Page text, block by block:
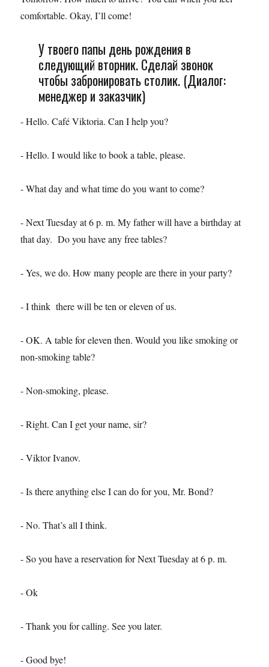
comfortable. Okay, I’ll come!
У твоего папы день рождения в
следующий вторник. Сделай звонок
чтобы забронировать столик. (Диалог:
менеджер и заказчик)
- Hello. Café Viktoria. Can I help you?
- Hello. I would like to book a table, please.
- What day and what time do you want to come?
- Next Tuesday at 6 p. m. My father will have a birthday at
that day. Do you have any free tables?
- Yes, we do. How many people are there in your party?
- I think there will be ten or eleven of us.
- OK. A table for eleven then. Would you like smoking or
non-smoking table?
- Non-smoking, please.
- Right. Can I get your name, sir?
- Viktor Ivanov.
- Is there anything else I can do for you, Mr. Bond?
- No. That’s all I think.
- So you have a reservation for Next Tuesday at 6 p. m.
- Ok
- Thank you for calling. See you later.
- Good bye!